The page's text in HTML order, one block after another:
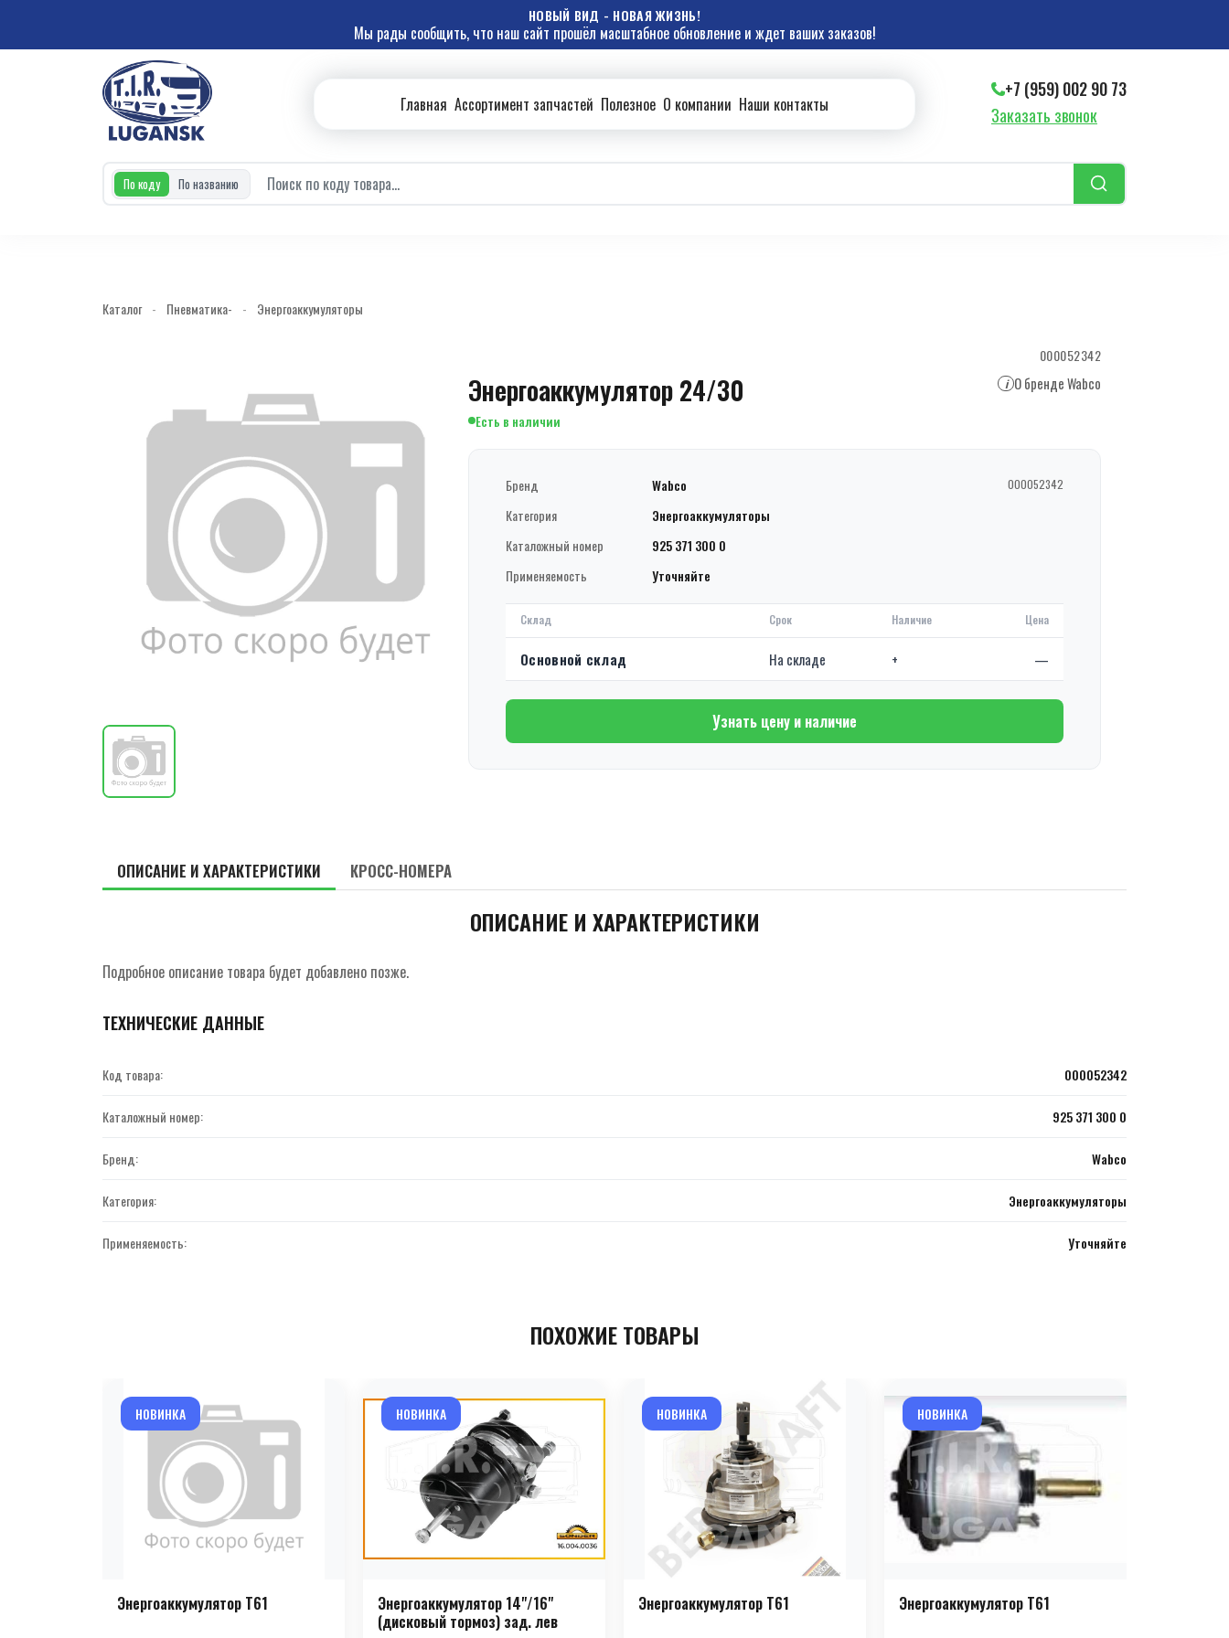
НОВЫЙ ВИД - НОВАЯ ЖИЗНЬ!
Мы рады сообщить, что наш сайт прошёл масштабное обновление и ждет ваших заказов!
Главная Ассортимент запчастей Полезное О компании Наши контакты
+7 (959) 002 90 73
Заказать звонок
По коду По названию
Каталог - Пневматика- - Энергоаккумуляторы
000052342
Энергоаккумулятор 24/30 i О бренде Wabco
Есть в наличии
Бренд Wabco 000052342
Категория
Энергоаккумуляторы
Каталожный номер
925 371 300 0
Применяемость
Уточняйте
Склад Срок Наличие Цена
Основной склад На складе + —
Узнать цену и наличие
ОПИСАНИЕ И ХАРАКТЕРИСТИКИ КРОСС-НОМЕРА
ОПИСАНИЕ И ХАРАКТЕРИСТИКИ
Подробное описание товара будет добавлено позже.
ТЕХНИЧЕСКИЕ ДАННЫЕ
Код товара: 000052342
Каталожный номер: 925 371 300 0
Бренд: Wabco
Категория: Энергоаккумуляторы
Применяемость: Уточняйте
ПОХОЖИЕ ТОВАРЫ
НОВИНКА
Энергоаккумулятор T61
НОВИНКА
Энергоаккумулятор 14"/16"
(дисковый тормоз) зад. лев
НОВИНКА
Энергоаккумулятор T61
НОВИНКА
Энергоаккумулятор T61